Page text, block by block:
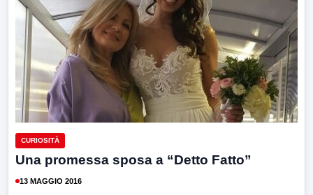
CURIOSITÀ
Una promessa sposa a “Detto Fatto”
13 MAGGIO 2016